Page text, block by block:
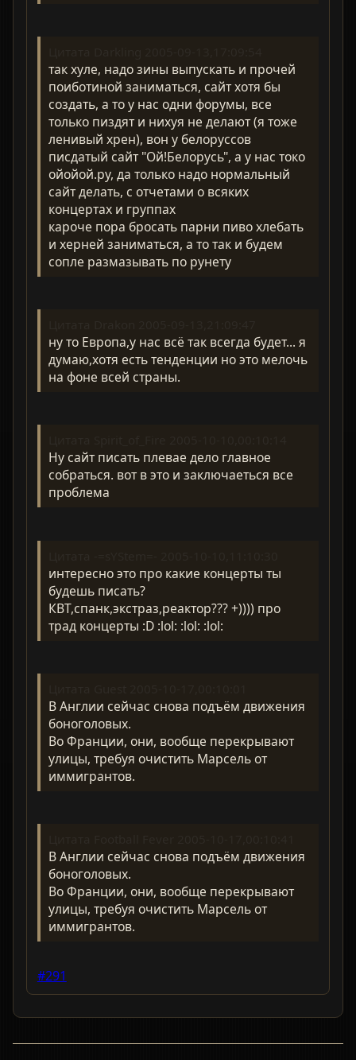
так хуле, надо зины выпускать и прочей
поиботиной заниматься, сайт хотя бы
создать, а то у нас одни форумы, все
только пиздят и нихуя не делают (я тоже
ленивый хрен), вон у белоруссов
писдатый сайт "Ой!Белорусь", а у нас токо
ойойой.ру, да только надо нормальный
сайт делать, с отчетами о всяких
концертах и группах
кароче пора бросать парни пиво хлебать
и херней заниматься, а то так и будем
сопле размазывать по рунету
ну то Европа,у нас всё так всегда будет... я
думаю,хотя есть тенденции но это мелочь
на фоне всей страны.
Ну сайт писать плевае дело главное
собраться. вот в это и заключаеться все
проблема
интересно это про какие концерты ты
будешь писать?
КВТ,спанк,экстраз,реактор??? +)))) про
трад концерты :D :lol: :lol: :lol:
В Англии сейчас снова подъём движения
боноголовых.
Во Франции, они, вообще перекрывают
улицы, требуя очистить Марсель от
иммигрантов.
В Англии сейчас снова подъём движения
боноголовых.
Во Франции, они, вообще перекрывают
улицы, требуя очистить Марсель от
иммигрантов.
#291